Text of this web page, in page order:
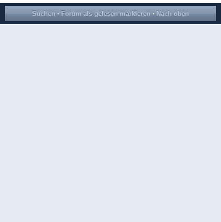
Suchen · Forum als gelesen markieren · Nach oben